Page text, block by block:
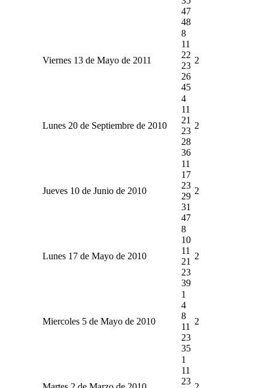
47
48
Viernes 13 de Mayo de 2011
8
11
22
23
26
45
2
Lunes 20 de Septiembre de 2010
4
11
21
23
28
36
2
Jueves 10 de Junio de 2010
11
17
23
29
31
47
2
Lunes 17 de Mayo de 2010
8
10
11
21
23
39
2
Miercoles 5 de Mayo de 2010
1
4
8
11
23
35
2
1
11
23